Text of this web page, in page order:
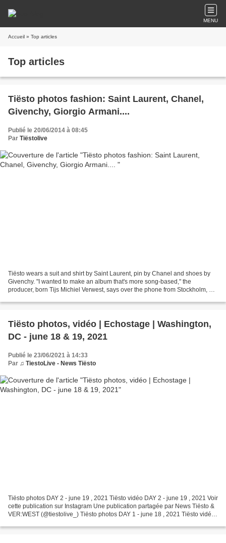
MENU
Accueil » Top articles
Top articles
Tiësto photos fashion: Saint Laurent, Chanel,
Givenchy, Giorgio Armani....
Publié le 20/06/2014 à 08:45
Par Tiëstolive
Tiësto wears a suit and shirt by Saint Laurent, pin by Chanel and shoes by
Givenchy. "I wanted to make an album that's more song-based," the
producer, born Tijs Michiel Verwest, says over the phone from Stockholm, a
Tiësto photos, vidéo | Echostage | Washington,
DC - june 18 & 19, 2021
Publié le 23/06/2021 à 14:33
Par ♫ TiestoLive - News Tiësto
Tiësto photos DAY 2 - june 19 , 2021 Tiësto vidéo DAY 2 - june 19 , 2021 Voir
cette publication sur Instagram Une publication partagée par News Tiësto &
VER:WEST (@tiestolive_) Tiësto photos DAY 1 - june 18 , 2021 Tiësto vidéo